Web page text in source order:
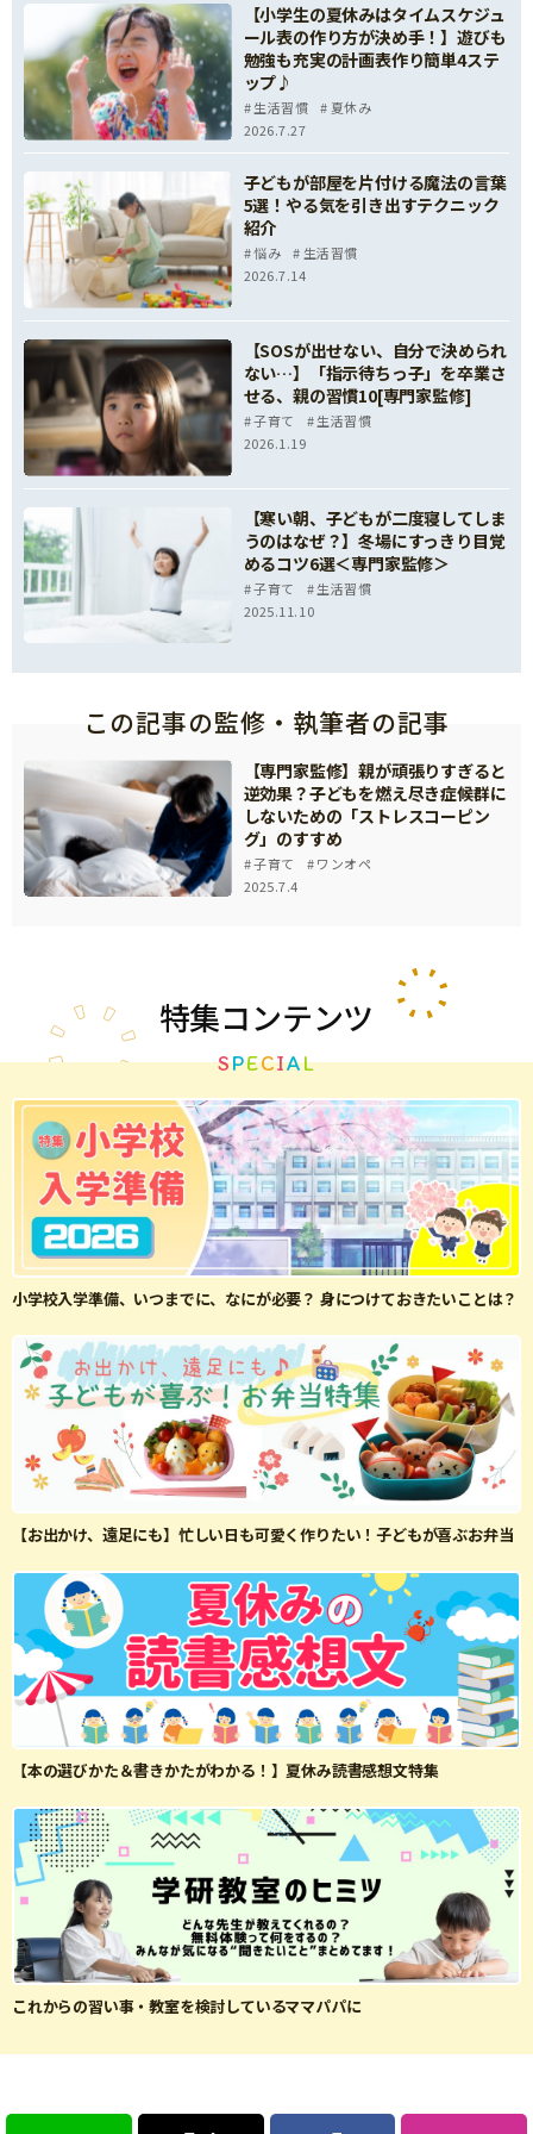
【小学生の夏休みはタイムスケジュ
ール表の作り方が決め手！】遊びも
勉強も充実の計画表作り簡単4ステ
ップ♪
生活習慣
夏休み
2026.7.27
子どもが部屋を片付ける魔法の言葉
5選！やる気を引き出すテクニック
紹介
悩み
生活習慣
2026.7.14
【SOSが出せない、自分で決められ
ない…】「指示待ちっ子」を卒業さ
せる、親の習慣10[専門家監修]
子育て
生活習慣
2026.1.19
【寒い朝、子どもが二度寝してしま
うのはなぜ？】冬場にすっきり目覚
めるコツ6選＜専門家監修＞
子育て
生活習慣
2025.11.10
この記事の監修・執筆者の記事
【専門家監修】親が頑張りすぎると
逆効果？子どもを燃え尽き症候群に
しないための「ストレスコーピン
グ」のすすめ
子育て
ワンオペ
2025.7.4
特集コンテンツ
SPECIAL
小学校入学準備、いつまでに、なにが必要？ 身につけておきたいことは？
【お出かけ、遠足にも】忙しい日も可愛く作りたい！子どもが喜ぶお弁当
【本の選びかた＆書きかたがわかる！】夏休み読書感想文特集
これからの習い事・教室を検討しているママパパに